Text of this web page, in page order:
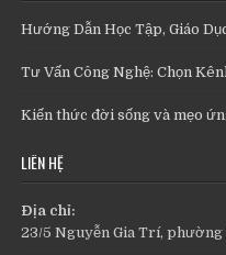
Hướng Dẫn Học Tập, Giáo
Tư Vấn Công Nghệ: Chọn
Kiến thức đời sống và mẹo
LIÊN HỆ
Địa chỉ:
23/5 Nguyễn Gia Trí, phường